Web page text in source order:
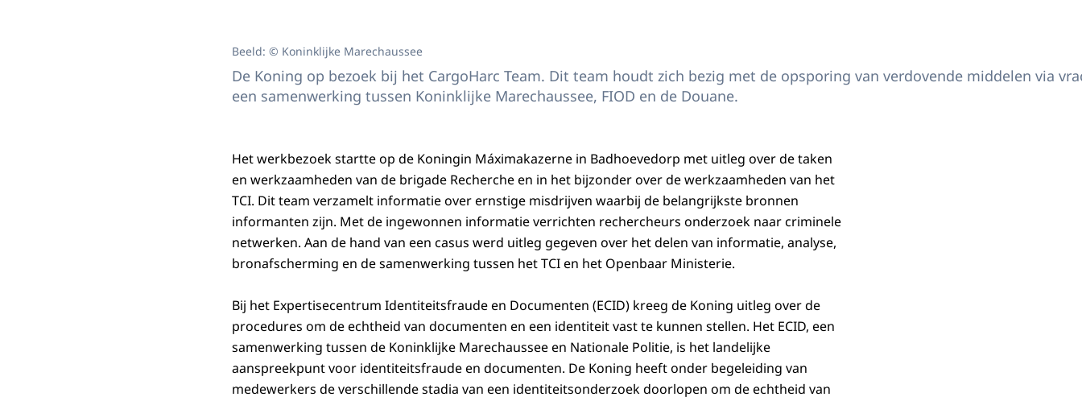
Beeld: © Koninklijke Marechaussee
De Koning op bezoek bij het CargoHarc Team. Dit team houdt zich bezig met de opsporing van verdovende middelen via
een samenwerking tussen Koninklijke Marechaussee, FIOD en de Douane.
Het werkbezoek startte op de Koningin Máximakazerne in Badhoevedorp met uitleg over de taken
en werkzaamheden van de brigade Recherche en in het bijzonder over de werkzaamheden van het
TCI. Dit team verzamelt informatie over ernstige misdrijven waarbij de belangrijkste bronnen
informanten zijn. Met de ingewonnen informatie verrichten rechercheurs onderzoek naar criminele
netwerken. Aan de hand van een casus werd uitleg gegeven over het delen van informatie, analyse,
bronafscherming en de samenwerking tussen het TCI en het Openbaar Ministerie.
Bij het Expertisecentrum Identiteitsfraude en Documenten (ECID) kreeg de Koning uitleg over de
procedures om de echtheid van documenten en een identiteit vast te kunnen stellen. Het ECID, een
samenwerking tussen de Koninklijke Marechaussee en Nationale Politie, is het landelijke
aanspreekpunt voor identiteitsfraude en documenten. De Koning heeft onder begeleiding van
medewerkers de verschillende stadia van een identiteitsonderzoek doorlopen om de echtheid van